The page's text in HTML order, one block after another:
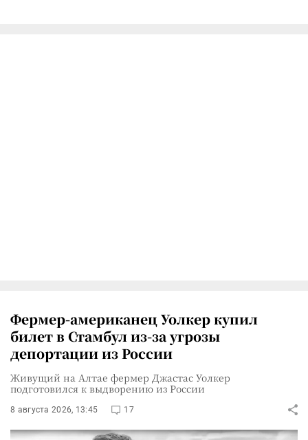
Фермер-американец Уолкер купил
билет в Стамбул из-за угрозы
депортации из России
Живущий на Алтае фермер Джастас Уолкер
подготовился к выдворению из России
8 августа 2026, 13:45 17